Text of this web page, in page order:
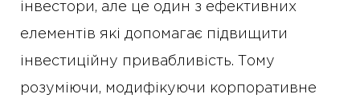
інвестори, але це один з ефективних
елементів які допомагає підвищити
інвестиційну привабливість. Тому
розуміючи, модифікуючи корпоративне